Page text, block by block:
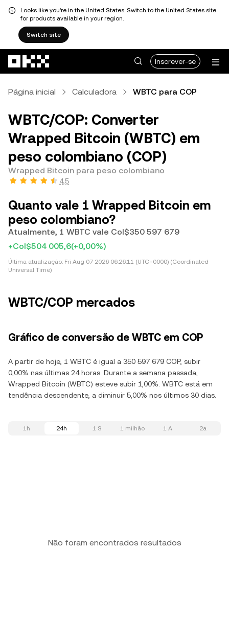
Looks like you're in the United States. Switch to the United States site
for products available in your region.
Switch site
Inscrever-se
Página inicial Calculadora WBTC para COP
WBTC/COP: Converter
Wrapped Bitcoin (WBTC) em
peso colombiano (COP)
Wrapped Bitcoin para peso colombiano
4,5
Quanto vale 1 Wrapped Bitcoin em
peso colombiano?
Atualmente, 1 WBTC vale Col$350 597 679
+Col$504 005,6(+0,00%)
Última atualização: Fri Aug 07 2026 06:26:11 (UTC+0000) (Coordinated
Universal Time)
WBTC/COP mercados
Gráfico de conversão de WBTC em COP
A partir de hoje, 1 WBTC é igual a 350 597 679 COP, subir
0,00% nas últimas 24 horas. Durante a semana passada,
Wrapped Bitcoin (WBTC) esteve subir 1,00%. WBTC está em
tendência descendente, a diminuir 5,00% nos últimos 30 dias.
1h 24h 1 S 1 milhão 1 A 2a
Não foram encontrados resultados